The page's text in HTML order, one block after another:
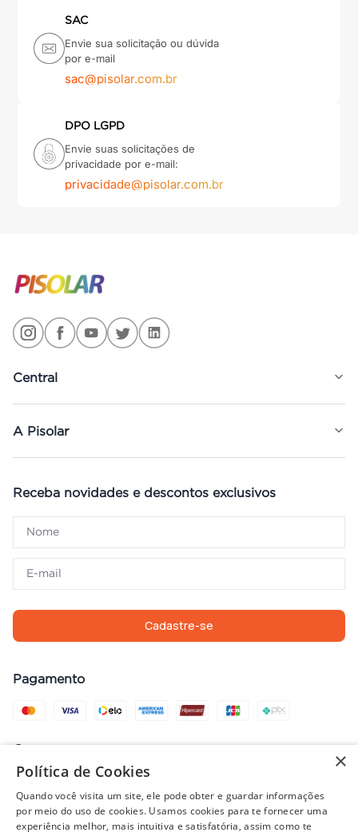
SAC
Envie sua solicitação ou dúvida
por e-mail
sac@pisolar.com.br
DPO LGPD
Envie suas solicitações de
privacidade por e-mail:
privacidade@pisolar.com.br
Central
A Pisolar
Receba novidades e descontos exclusivos
Cadastre-se
Pagamento
Compra com segurança
Preços, promoções, condições de pagamento e frete válidos apenas
×
Política de Cookies
Quando você visita um site, ele pode obter e guardar informações
por meio do uso de cookies. Usamos cookies para te fornecer uma
experiência melhor, mais intuitiva e satisfatória, assim como te